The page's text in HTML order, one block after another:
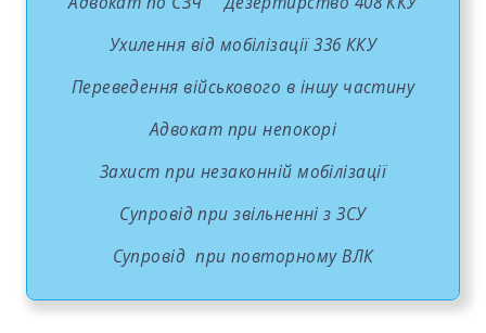
Ухилення від мобілізації 336 ККУ
Переведення військового в іншу частину
Адвокат при непокорі
Захист при незаконній мобілізації
Супровід при звільненні з ЗСУ
Супровід при повторному ВЛК